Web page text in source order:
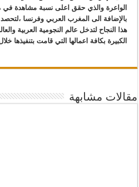
الواعرة والذي حقق اعلى نسبة مشاهدة في
بالإضافة الى المغرب العربي وفرنسا ،لتحصد
هذا النجاح لتدخل عالم النجومية العربية
الكبيرة بكافة اعمالها التي قامت بتنفيذها
مقالات مشابهة